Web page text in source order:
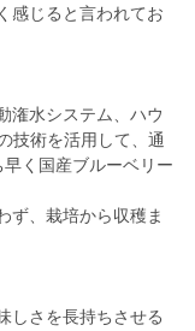
感じると言われてお
潅水システム、ハウ
技術を活用して、通
く国産ブルーベリー
ず、栽培から収穫ま
しさを長持ちさせる